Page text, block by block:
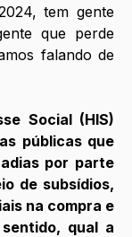
tem gente
que perde
falando de
Social (HIS)
públicas que
por parte
de subsídios,
na compra e
qual a